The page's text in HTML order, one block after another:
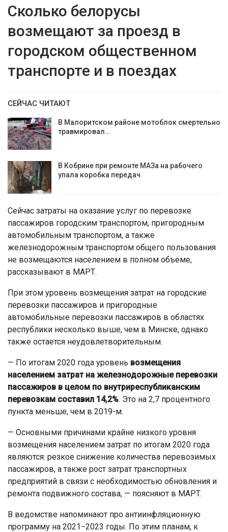
Сколько белорусы
возмещают за проезд в
городском общественном
транспорте и в поездах
СЕЙЧАС ЧИТАЮТ
В Малоритском районе мотоблок смертельно
травмировал…
В Кобрине при ремонте МАЗа на рабочего
упала коробка передач
Сейчас затраты на оказание услуг по перевозке
пассажиров городским транспортом, пригородным
автомобильным транспортом, а также
железнодорожным транспортом общего пользования
не возмещаются населением в полном объеме,
рассказывают в МАРТ.
При этом уровень возмещения затрат на городские
перевозки пассажиров и пригородные
автомобильные перевозки пассажиров в областях
республики несколько выше, чем в Минске, однако
также остается неудовлетворительным.
— По итогам 2020 года уровень возмещения
населением затрат на железнодорожные перевозки
пассажиров в целом по внутриреспубликанским
перевозкам составил 14,2%. Это на 2,7 процентного
пункта меньше, чем в 2019-м.
— Основными причинами крайне низкого уровня
возмещения населением затрат по итогам 2020 года
являются: резкое снижение количества перевозимых
пассажиров, а также рост затрат транспортных
предприятий в связи с необходимостью обновления и
ремонта подвижного состава, — поясняют в МАРТ.
В ведомстве напоминают про антиинфляционную
программу на 2021−2023 годы. По этим планам, к